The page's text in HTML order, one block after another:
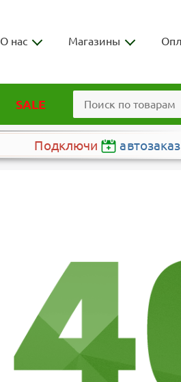
О нас Магазины
SALE
Подключи автозаказ